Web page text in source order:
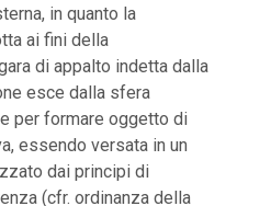
in quanto la
ai fini della
di appalto indetta dalla
esce dalla sfera
per formare oggetto di
essendo versata in un
dai principi di
(cfr. ordinanza della